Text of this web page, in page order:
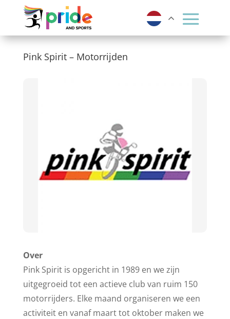
Pink Spirit – Motorrijden
Over
Pink Spirit is opgericht in 1989 en we zijn
uitgegroeid tot een actieve club van ruim 150
motorrijders. Elke maand organiseren we een
activiteit en vanaf maart tot oktober maken we